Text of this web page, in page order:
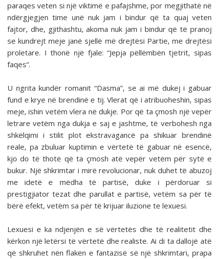
paraqes veten si një viktimë e pafajshme, por megjithatë në
ndërgjegjen time unë nuk jam i bindur që ta quaj veten
fajtor, dhe, gjithashtu, akoma nuk jam i bindur që të pranoj
se kundrejt meje janë sjellë më drejtësi Partie, me drejtësi
proletare. I thonë një fjale: “Jepja pëllëmbën tjetrit, sipas
faqes”.
U ngrita kundër romanit “Dasma”, se ai më dukej i gabuar
fund e krye në brendinë e tij. Vlerat që i atribuoheshin, sipas
meje, ishin vetëm vlera në dukje. Por që ta çmosh një vepër
letrare vetëm nga dukja e saj e jashtme, të verbohesh nga
shkëlqimi i stilit plot ekstravagancë pa shikuar brendinë
reale, pa zbuluar kuptimin e vërtetë të gabuar në esencë,
kjo do të thotë që ta çmosh atë vepër vetëm për sytë e
bukur. Një shkrimtar i mirë revolucionar, nuk duhet të abuzoj
me idetë e mëdha të partisë, duke i përdoruar si
prestigjiator tezat dhe parullat e partisë, vetëm sa për të
bërë efekt, vetëm sa për të krijuar iluzione te lexuesi.
Lexuesi e ka ndjenjën e së vërtetës dhe të realitetit dhe
kërkon një letërsi të vërtetë dhe realiste. Ai di ta dallojë atë
që shkruhet nën flakën e fantazisë së një shkrimtari, prapa